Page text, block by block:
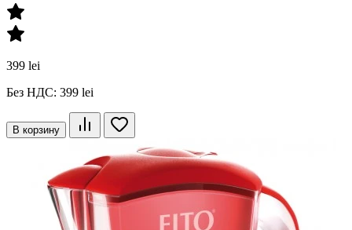
399 lei
Без НДС: 399 lei
В корзину